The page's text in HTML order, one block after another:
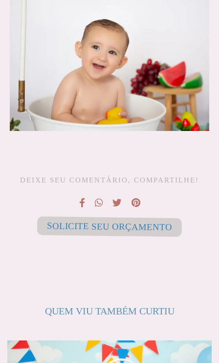
DEIXE SEU COMENTÁRIO, COMPARTILHE!
SOLICITE SEU ORÇAMENTO
QUEM VIU TAMBÉM CURTIU